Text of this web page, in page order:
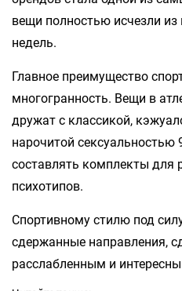
вещи полностью исчезли из
недель.
Главное преимущество
многогранность. Вещи в
дружат с классикой,
нарочитой сексуальностью
составлять комплекты для
психотипов.
Спортивному стилю под
сдержанные направления,
расслабленным и